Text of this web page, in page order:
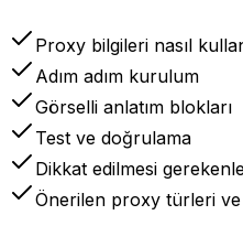
Proxy bilgileri nasıl
Adım adım kurulum
Görselli anlatım blokları
Test ve doğrulama
Dikkat edilmesi
Önerilen proxy türleri ve